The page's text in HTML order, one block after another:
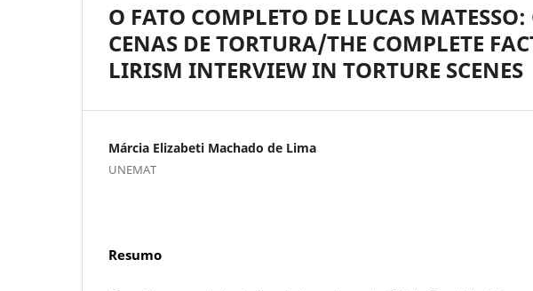
O FATO COMPLETO DE LUCAS
CENAS DE TORTURA/THE COMPLETE
LIRISM INTERVIEW IN TORTURE SCENES
Márcia Elizabeti Machado de Lima
UNEMAT
Resumo